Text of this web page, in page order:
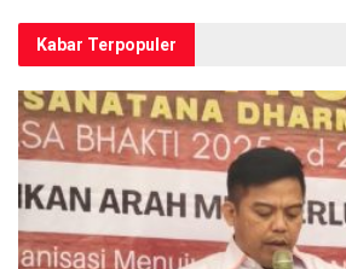
Kabar Terpopuler